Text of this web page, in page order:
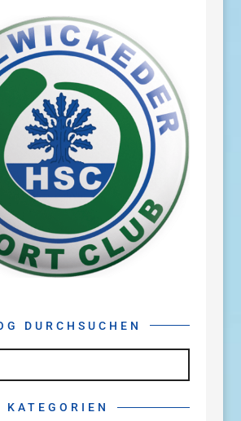
DURCHSUCHEN
KATEGORIEN